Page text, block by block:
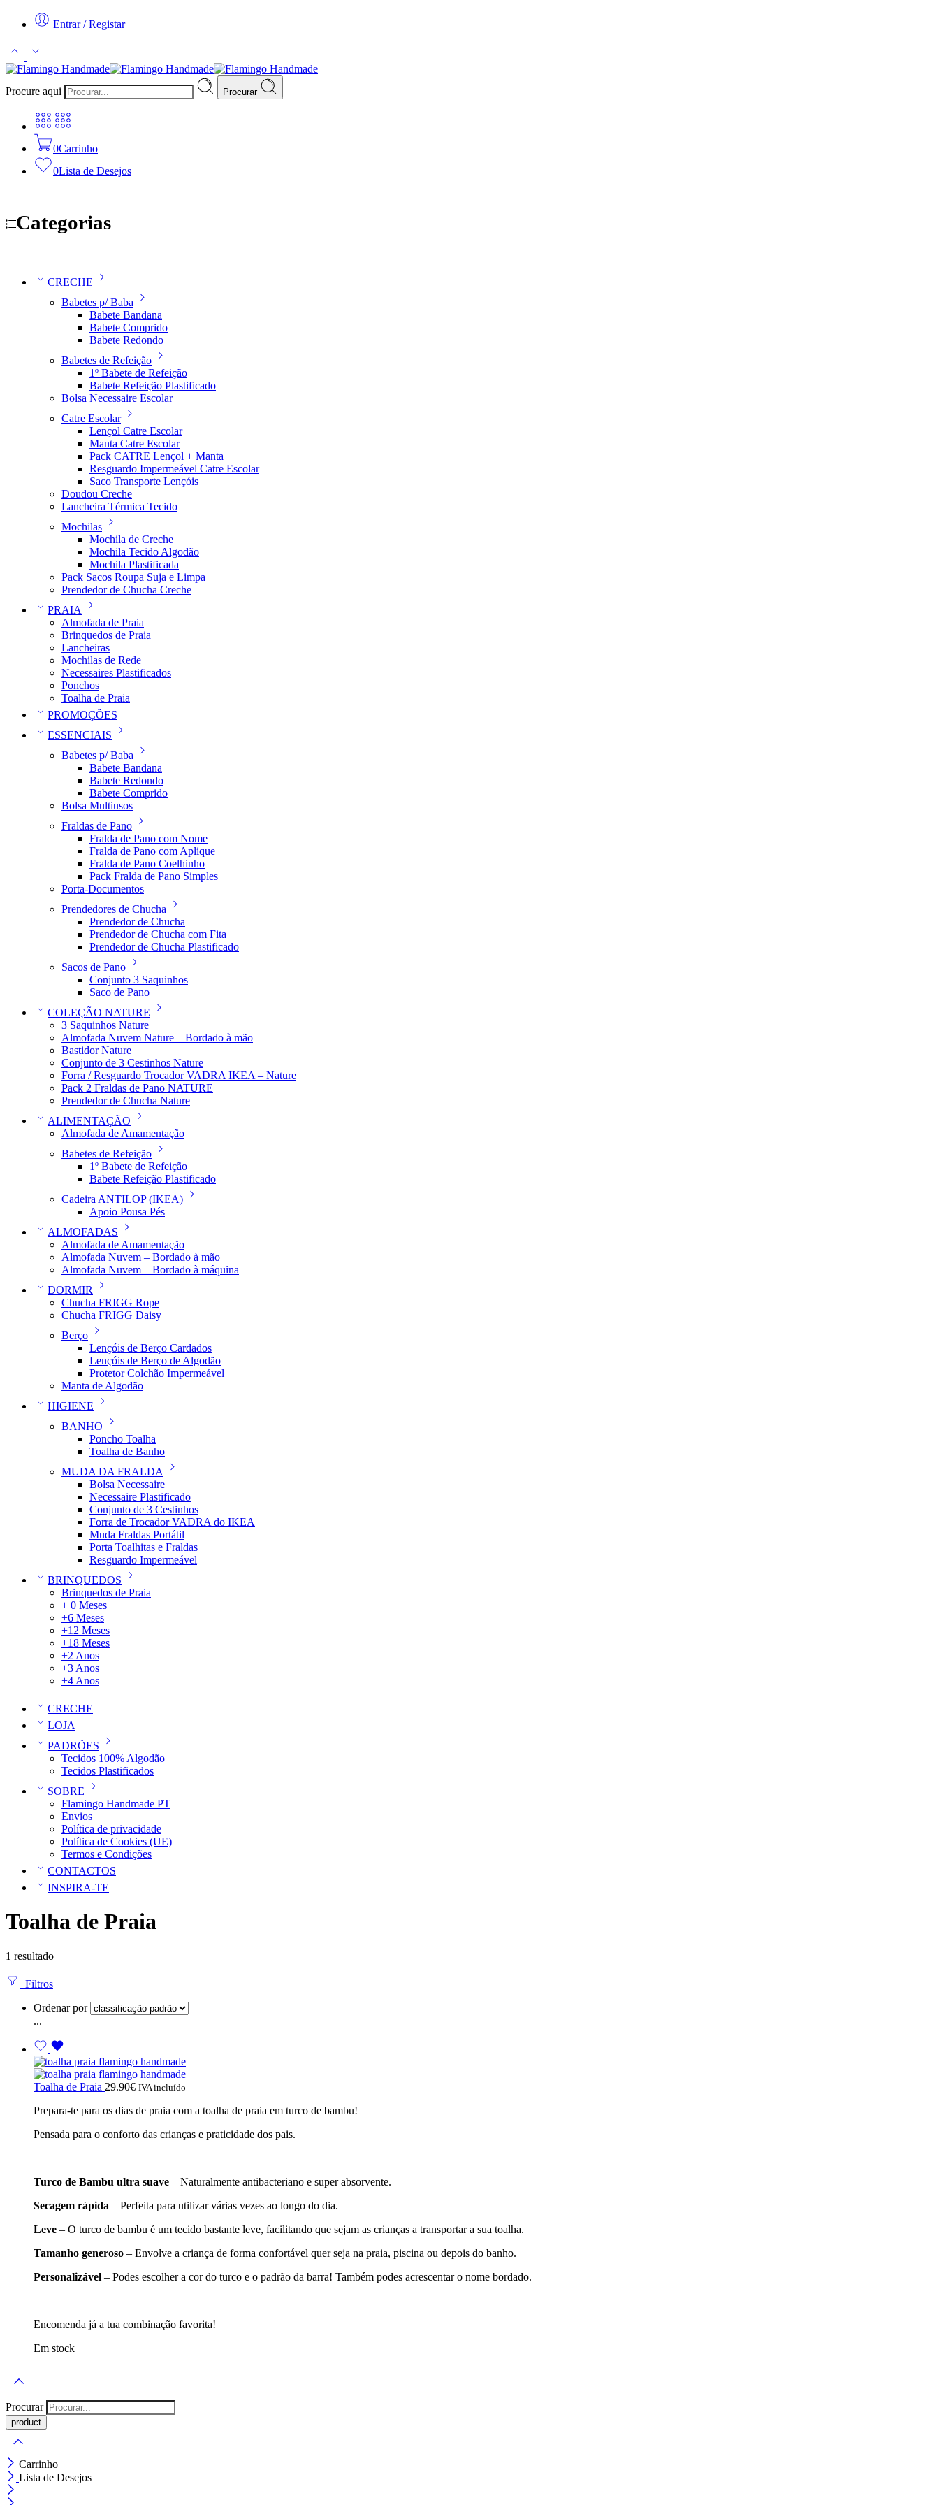
Entrar / Registar
Procure aqui Procurar
0Carrinho
0Lista de Desejos
Categorias
CRECHE
Babetes p/ Baba
Babete Bandana
Babete Comprido
Babete Redondo
Babetes de Refeição
1º Babete de Refeição
Babete Refeição Plastificado
Bolsa Necessaire Escolar
Catre Escolar
Lençol Catre Escolar
Manta Catre Escolar
Pack CATRE Lençol + Manta
Resguardo Impermeável Catre Escolar
Saco Transporte Lençóis
Doudou Creche
Lancheira Térmica Tecido
Mochilas
Mochila de Creche
Mochila Tecido Algodão
Mochila Plastificada
Pack Sacos Roupa Suja e Limpa
Prendedor de Chucha Creche
PRAIA
Almofada de Praia
Brinquedos de Praia
Lancheiras
Mochilas de Rede
Necessaires Plastificados
Ponchos
Toalha de Praia
PROMOÇÕES
ESSENCIAIS
Babetes p/ Baba
Babete Bandana
Babete Redondo
Babete Comprido
Bolsa Multiusos
Fraldas de Pano
Fralda de Pano com Nome
Fralda de Pano com Aplique
Fralda de Pano Coelhinho
Pack Fralda de Pano Simples
Porta-Documentos
Prendedores de Chucha
Prendedor de Chucha
Prendedor de Chucha com Fita
Prendedor de Chucha Plastificado
Sacos de Pano
Conjunto 3 Saquinhos
Saco de Pano
COLEÇÃO NATURE
3 Saquinhos Nature
Almofada Nuvem Nature – Bordado à mão
Bastidor Nature
Conjunto de 3 Cestinhos Nature
Forra / Resguardo Trocador VADRA IKEA – Nature
Pack 2 Fraldas de Pano NATURE
Prendedor de Chucha Nature
ALIMENTAÇÃO
Almofada de Amamentação
Babetes de Refeição
1º Babete de Refeição
Babete Refeição Plastificado
Cadeira ANTILOP (IKEA)
Apoio Pousa Pés
ALMOFADAS
Almofada de Amamentação
Almofada Nuvem – Bordado à mão
Almofada Nuvem – Bordado à máquina
DORMIR
Chucha FRIGG Rope
Chucha FRIGG Daisy
Berço
Lençóis de Berço Cardados
Lençóis de Berço de Algodão
Protetor Colchão Impermeável
Manta de Algodão
HIGIENE
BANHO
Poncho Toalha
Toalha de Banho
MUDA DA FRALDA
Bolsa Necessaire
Necessaire Plastificado
Conjunto de 3 Cestinhos
Forra de Trocador VADRA do IKEA
Muda Fraldas Portátil
Porta Toalhitas e Fraldas
Resguardo Impermeável
BRINQUEDOS
Brinquedos de Praia
+ 0 Meses
+6 Meses
+12 Meses
+18 Meses
+2 Anos
+3 Anos
+4 Anos
CRECHE
LOJA
PADRÕES
Tecidos 100% Algodão
Tecidos Plastificados
SOBRE
Flamingo Handmade PT
Envios
Política de privacidade
Política de Cookies (UE)
Termos e Condições
CONTACTOS
INSPIRA-TE
Toalha de Praia
1 resultado
Filtros
Ordenar por
...
Toalha de Praia 29.90€ IVA incluído
Prepara-te para os dias de praia com a toalha de praia em turco de bambu!
Pensada para o conforto das crianças e praticidade dos pais.
Turco de Bambu ultra suave – Naturalmente antibacteriano e super absorvente.
Secagem rápida – Perfeita para utilizar várias vezes ao longo do dia.
Leve – O turco de bambu é um tecido bastante leve, facilitando que sejam as crianças a transportar a sua toalha.
Tamanho generoso – Envolve a criança de forma confortável quer seja na praia, piscina ou depois do banho.
Personalizável – Podes escolher a cor do turco e o padrão da barra! Também podes acrescentar o nome bordado.
Encomenda já a tua combinação favorita!
Em stock
Procurar
Carrinho
Lista de Desejos